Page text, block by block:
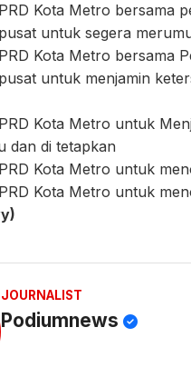
Kota Metro bersama
untuk segera
Kota Metro bersama
untuk menjamin
Kota Metro untuk
dan di tetapkan
Kota Metro untuk
Kota Metro untuk
JOURNALIST
Podiumnews